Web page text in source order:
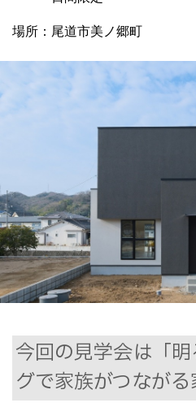
場所：尾道市美ノ郷町
今回の見学会は「
グで家族がつながる